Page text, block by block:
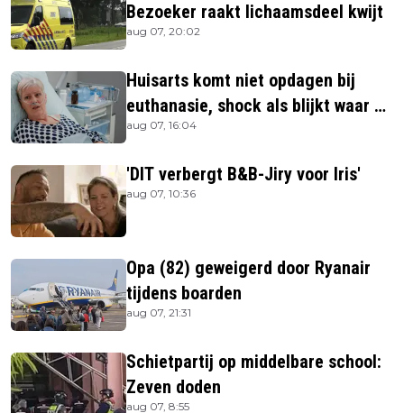
Bezoeker raakt lichaamsdeel kwijt
aug 07, 20:02
Huisarts komt niet opdagen bij
euthanasie, shock als blijkt waar ze
is
aug 07, 16:04
'DIT verbergt B&B-Jiry voor Iris'
aug 07, 10:36
Opa (82) geweigerd door Ryanair
tijdens boarden
aug 07, 21:31
Schietpartij op middelbare school:
Zeven doden
aug 07, 8:55